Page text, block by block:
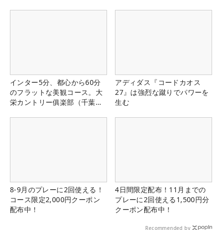
インター5分、都心から60分
のフラットな美観コース。大
栄カントリー俱楽部（千葉
アディダス『コードカオス
27』は強烈な蹴りでパワーを
生む
8-9月のプレーに2回使える！
コース限定2,000円クーポン
配布中！
4日間限定配布！11月までの
プレーに2回使える1,500円分
クーポン配布中！
Recommended by